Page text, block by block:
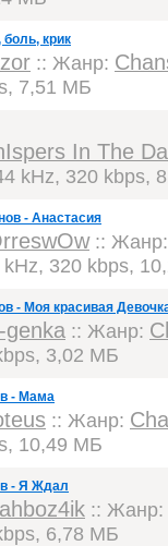
крик
:: Жанр:
7,51 МБ
In The
kHz, 320 kbps,
- Анастасия
:: Жанр:
kHz, 320 kbps,
- Моя красивая
genka :: Жанр:
3,02 МБ
- Мама
:: Жанр:
10,49 МБ
- Я Ждал
:: Жанр:
6,78 МБ